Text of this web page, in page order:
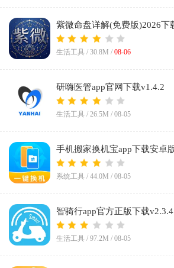
紫微命盘详解(免费版)2026下
v1.1
生活工具 / 30.8M / 08-06
研嗨医管app官网下载v1.4.2
生活工具 / 26.5M / 08-05
手机搬家换机宝app下载安卓
系统工具 / 44.0M / 08-05
智骑行app官方正版下载v2.3.4
生活工具 / 97.2M / 08-05